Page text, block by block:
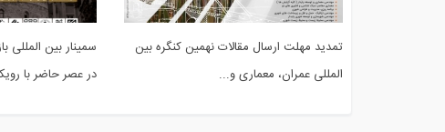
تمدید مهلت ارسال مقالات نهمین کنگره بین
المللی عمران، معماری و...
سمینار بین المللی
در عصر حاضر با